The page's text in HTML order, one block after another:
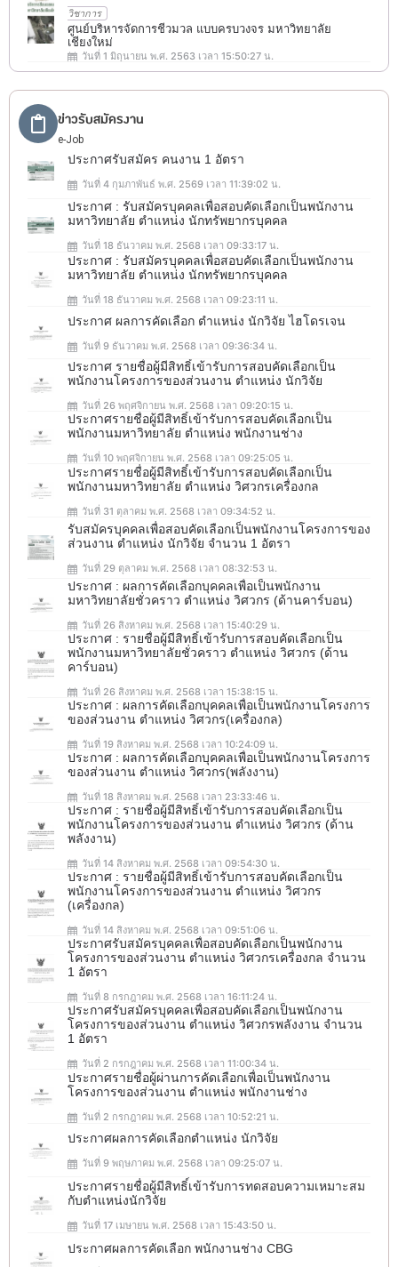
วิชาการ
ศูนย์บริหารจัดการชีวมวล แบบครบวงจร มหาวิทยาลัย
เชียงใหม่
วันที่ 1 มิถุนายน พ.ศ. 2563 เวลา 15:50:27 น.
ข่าวรับสมัครงาน
e-Job
ประกาศรับสมัคร คนงาน 1 อัตรา
วันที่ 4 กุมภาพันธ์ พ.ศ. 2569 เวลา 11:39:02 น.
ประกาศ : รับสมัครบุคคลเพื่อสอบคัดเลือกเป็นพนักงาน
มหาวิทยาลัย ตำแหน่ง นักทรัพยากรบุคคล
วันที่ 18 ธันวาคม พ.ศ. 2568 เวลา 09:33:17 น.
ประกาศ : รับสมัครบุคคลเพื่อสอบคัดเลือกเป็นพนักงาน
มหาวิทยาลัย ตำแหน่ง นักทรัพยากรบุคคล
วันที่ 18 ธันวาคม พ.ศ. 2568 เวลา 09:23:11 น.
ประกาศ ผลการคัดเลือก ตำแหน่ง นักวิจัย ไฮโดรเจน
วันที่ 9 ธันวาคม พ.ศ. 2568 เวลา 09:36:34 น.
ประกาศ รายชื่อผู้มีสิทธิ์เข้ารับการสอบคัดเลือกเป็น
พนักงานโครงการของส่วนงาน ตำแหน่ง นักวิจัย
วันที่ 26 พฤศจิกายน พ.ศ. 2568 เวลา 09:20:15 น.
ประกาศรายชื่อผู้มีสิทธิ์เข้ารับการสอบคัดเลือกเป็น
พนักงานมหาวิทยาลัย ตำแหน่ง พนักงานช่าง
วันที่ 10 พฤศจิกายน พ.ศ. 2568 เวลา 09:25:05 น.
ประกาศรายชื่อผู้มีสิทธิ์เข้ารับการสอบคัดเลือกเป็น
พนักงานมหาวิทยาลัย ตำแหน่ง วิศวกรเครื่องกล
วันที่ 31 ตุลาคม พ.ศ. 2568 เวลา 09:34:52 น.
รับสมัครบุคคลเพื่อสอบคัดเลือกเป็นพนักงานโครงการของ
ส่วนงาน ตำแหน่ง นักวิจัย จำนวน 1 อัตรา
วันที่ 29 ตุลาคม พ.ศ. 2568 เวลา 08:32:53 น.
ประกาศ : ผลการคัดเลือกบุคคลเพื่อเป็นพนักงาน
มหาวิทยาลัยชั่วคราว ตำแหน่ง วิศวกร (ด้านคาร์บอน)
วันที่ 26 สิงหาคม พ.ศ. 2568 เวลา 15:40:29 น.
ประกาศ : รายชื่อผู้มีสิทธิ์เข้ารับการสอบคัดเลือกเป็น
พนักงานมหาวิทยาลัยชั่วคราว ตำแหน่ง วิศวกร (ด้าน
คาร์บอน)
วันที่ 26 สิงหาคม พ.ศ. 2568 เวลา 15:38:15 น.
ประกาศ : ผลการคัดเลือกบุคคลเพื่อเป็นพนักงานโครงการ
ของส่วนงาน ตำแหน่ง วิศวกร(เครื่องกล)
วันที่ 19 สิงหาคม พ.ศ. 2568 เวลา 10:24:09 น.
ประกาศ : ผลการคัดเลือกบุคคลเพื่อเป็นพนักงานโครงการ
ของส่วนงาน ตำแหน่ง วิศวกร(พลังงาน)
วันที่ 18 สิงหาคม พ.ศ. 2568 เวลา 23:33:46 น.
ประกาศ : รายชื่อผู้มีสิทธิ์เข้ารับการสอบคัดเลือกเป็น
พนักงานโครงการของส่วนงาน ตำแหน่ง วิศวกร (ด้าน
พลังงาน)
วันที่ 14 สิงหาคม พ.ศ. 2568 เวลา 09:54:30 น.
ประกาศ : รายชื่อผู้มีสิทธิ์เข้ารับการสอบคัดเลือกเป็น
พนักงานโครงการของส่วนงาน ตำแหน่ง วิศวกร
(เครื่องกล)
วันที่ 14 สิงหาคม พ.ศ. 2568 เวลา 09:51:06 น.
ประกาศรับสมัครบุคคลเพื่อสอบคัดเลือกเป็นพนักงาน
โครงการของส่วนงาน ตำแหน่ง วิศวกรเครื่องกล จำนวน
1 อัตรา
วันที่ 8 กรกฎาคม พ.ศ. 2568 เวลา 16:11:24 น.
ประกาศรับสมัครบุคคลเพื่อสอบคัดเลือกเป็นพนักงาน
โครงการของส่วนงาน ตำแหน่ง วิศวกรพลังงาน จำนวน
1 อัตรา
วันที่ 2 กรกฎาคม พ.ศ. 2568 เวลา 11:00:34 น.
ประกาศรายชื่อผู้ผ่านการคัดเลือกเพื่อเป็นพนักงาน
โครงการของส่วนงาน ตำแหน่ง พนักงานช่าง
วันที่ 2 กรกฎาคม พ.ศ. 2568 เวลา 10:52:21 น.
ประกาศผลการคัดเลือกตำแหน่ง นักวิจัย
วันที่ 9 พฤษภาคม พ.ศ. 2568 เวลา 09:25:07 น.
ประกาศรายชื่อผู้มีสิทธิ์เข้ารับการทดสอบความเหมาะสม
กับตำแหน่งนักวิจัย
วันที่ 17 เมษายน พ.ศ. 2568 เวลา 15:43:50 น.
ประกาศผลการคัดเลือก พนักงานช่าง CBG